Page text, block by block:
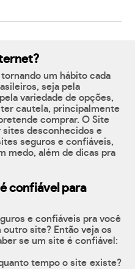
um hábito cada
seja pela
variedade de opções,
cautela, principalmente
comprar. O Site
desconhecidos e
seguros e confiáveis,
medo, além de dicas pra
confiável para
e confiáveis pra você
site? Então veja os
se um site é confiável:
tempo o site existe?